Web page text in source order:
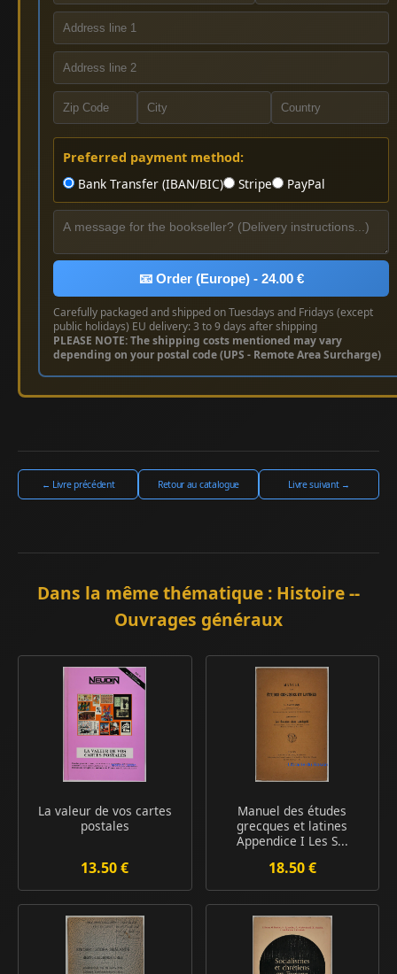
Preferred payment method:
Bank Transfer (IBAN/BIC)
Stripe PayPal
📧 Order (Europe) - 24.00 €
Carefully packaged and shipped on Tuesdays and Fridays (except
public holidays) EU delivery: 3 to 9 days after shipping
PLEASE NOTE: The shipping costs mentioned may vary
depending on your postal code (UPS - Remote Area Surcharge)
← Livre précédent Retour au catalogue Livre suivant →
Dans la même thématique : Histoire --
Ouvrages généraux
La valeur de vos cartes
postales
13.50 €
Manuel des études
grecques et latines
Appendice I Les S...
18.50 €